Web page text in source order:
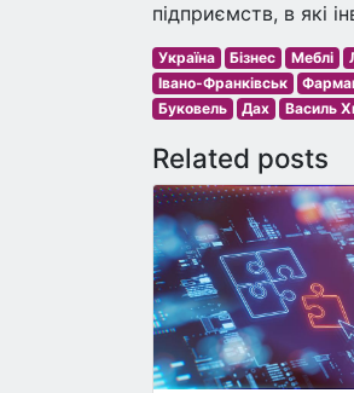
підприємств, в які
Україна Бізнес Меблі
Івано-Франківськ
Буковель
Дах Василь
Related posts